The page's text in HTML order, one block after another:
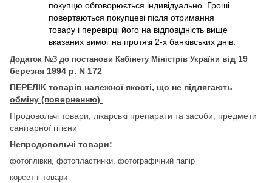
покупцю обговорюється індивідуально. Гроші
повертаються покупцеві після отримання
товару і перевірці його на відповідність вище
вказаних вимог на протязі 2-х банківських днів.
Додаток №3 до постанови Кабінету Міністрів України від 19
березня 1994 р. N 172
ПЕРЕЛІК товарів належної якості, що не підлягають
обміну (поверненню)
Продовольчі товари, лікарські препарати та засоби, предмети
санітарної гігієни
Непродовольчі товари:
фотоплівки, фотопластинки, фотографічний папір
корсетні товари